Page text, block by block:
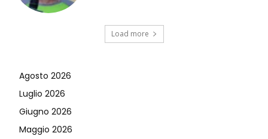
Load more
Agosto 2026
Luglio 2026
Giugno 2026
Maggio 2026